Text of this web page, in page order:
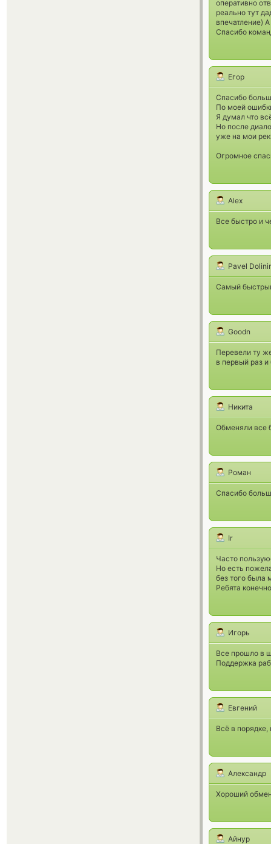
оперативно
реально тут
впечатление)
Спасибо
Егор
Спасибо
По моей
Я думал что
Но после
уже на мои
Огромное
Alex
Все быстро и
Pavel
Самый
Goodn
Перевели ту
в первый раз и
Никита
Обменяли все
Роман
Спасибо
Ir
Часто
Но есть
без того была
Ребята
Игорь
Все прошло в
Поддержка
Евгений
Всё в
Александр
Хороший
Айнур